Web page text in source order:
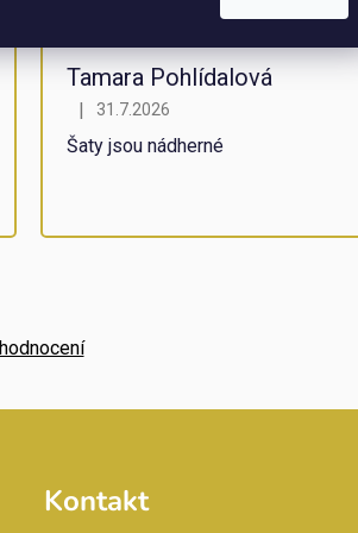
Tamara Pohlídalová
Hodnocení obchodu je 5 z 5
| 31.7.2026
Šaty jsou nádherné
Kontakt